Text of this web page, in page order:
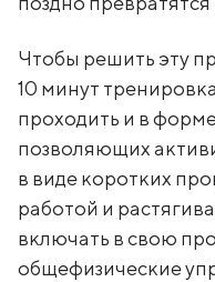
Чтобы решить эту
10 минут
проходить и в
позволяющих
в виде коротких
работой и
включать в свою
общефизические